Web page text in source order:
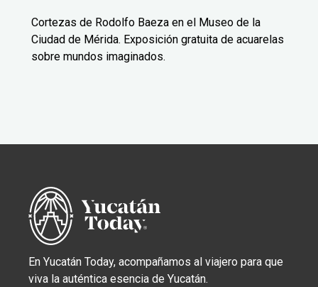
Cortezas de Rodolfo Baeza en el Museo de la
Ciudad de Mérida. Exposición gratuita de acuarelas
sobre mundos imaginados.
En Yucatán Today, acompañamos al viajero para que
viva la auténtica esencia de Yucatán.